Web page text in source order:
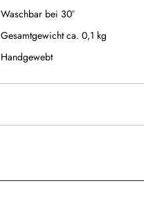
Waschbar bei 30°
Gesamtgewicht ca. 0,1 kg
Handgewebt